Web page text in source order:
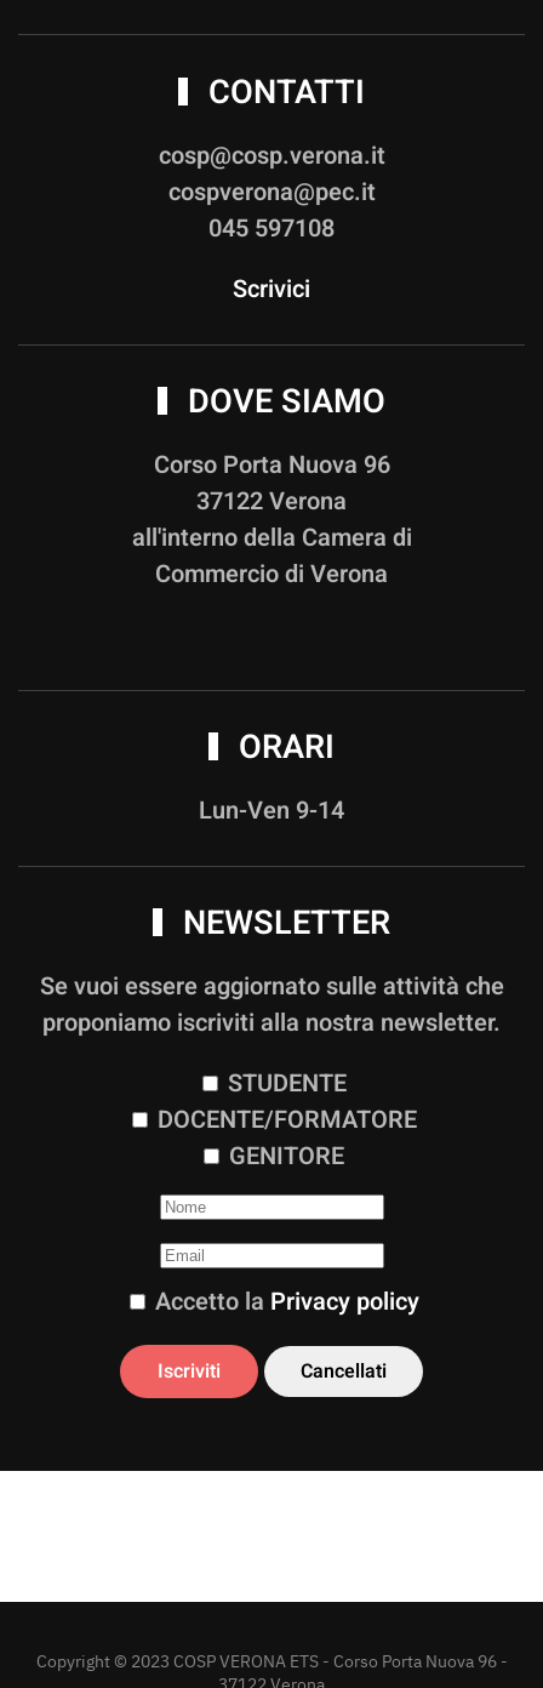
CONTATTI
cosp@cosp.verona.it
cospverona@pec.it
045 597108
Scrivici
DOVE SIAMO
Corso Porta Nuova 96
37122 Verona
all'interno della Camera di
Commercio di Verona
ORARI
Lun-Ven 9-14
NEWSLETTER
Se vuoi essere aggiornato sulle attività che
proponiamo iscriviti alla nostra newsletter.
STUDENTE
DOCENTE/FORMATORE
GENITORE
Accetto la Privacy policy
Copyright © 2023 COSP VERONA ETS - Corso Porta Nuova 96 -